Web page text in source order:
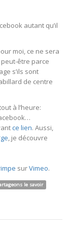
autant qu’il
moi, ce ne sera
être parce
s’ils sont
de centre
à l’heure:
ce lien. Aussi,
, je découvre
surVimeo.
le savoir